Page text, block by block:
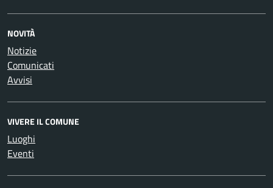
NOVITÀ
Notizie
Comunicati
Avvisi
VIVERE IL COMUNE
Luoghi
Eventi